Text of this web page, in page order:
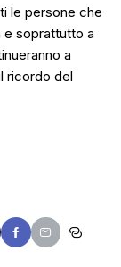
le persone che
soprattutto a
a
ricordo del